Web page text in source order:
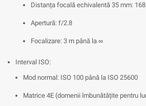
Distanța focală echivalentă 35 mm:
Apertură: f/2.8
Focalizare: 3 m până la ∞
Interval ISO:
Mod normal: ISO 100 până la ISO 25600
Matrice 4E (domenii îmbunătățite pentru